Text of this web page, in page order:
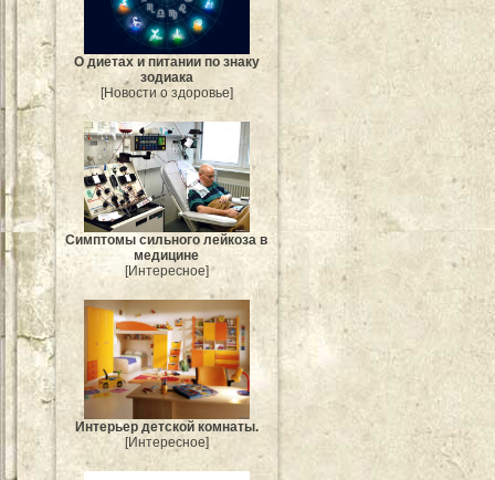
О диетах и питании по знаку
зодиака
[Новости о здоровье]
Симптомы сильного лейкоза в
медицине
[Интересное]
Интерьер детской комнаты.
[Интересное]